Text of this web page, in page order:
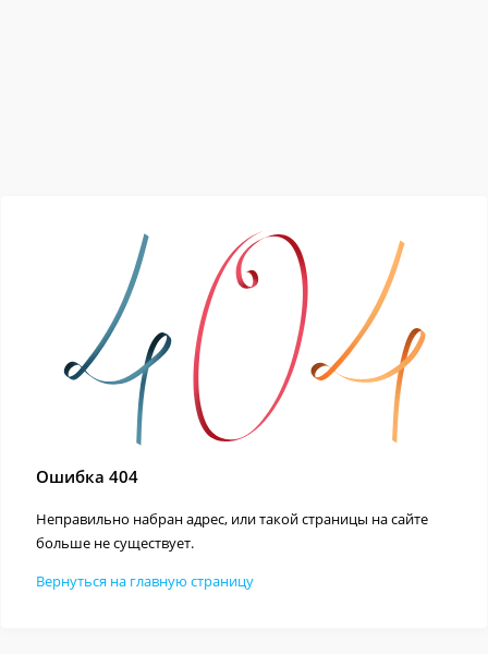
Ошибка 404
Неправильно набран адрес, или такой страницы на сайте
больше не существует.
Вернуться на главную страницу